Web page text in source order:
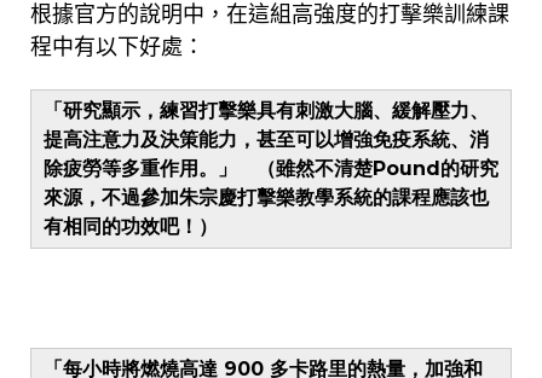
根據官方的說明中， 在這組高強度的打擊樂訓練課
程中有以下好處：
「研究顯示，練習打擊樂具有刺激大腦、緩解壓力、
提高注意力及決策能力，甚至可以增強免疫系統、消
除疲勞等多重作用。」 （雖然不清楚Pound的研究
來源，不過參加朱宗慶打擊樂教學系統的課程應該也
有相同的功效吧！）
「每小時將燃燒高達 900 多卡路里的熱量，加強和